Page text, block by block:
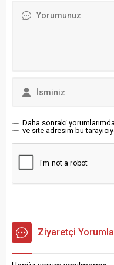
Almanya, A Millî Erkek
tempoda geçerken, iki
Daha sonraki
ve site adresim bu
Ziyaretçi